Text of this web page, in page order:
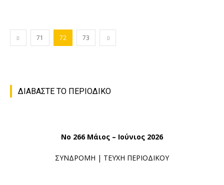
71 72 73
ΔΙΑΒΑΣΤΕ ΤΟ ΠΕΡΙΟΔΙΚΟ
No 266 Μάιος – Ιούνιος 2026
ΣΥΝΔΡΟΜΗ | ΤΕΥΧΗ ΠΕΡΙΟΔΙΚΟΥ